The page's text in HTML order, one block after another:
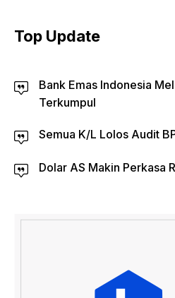
Top Update
Bank Emas Indonesia
Terkumpul
Semua K/L Lolos Audit
Dolar AS Makin Perkasa